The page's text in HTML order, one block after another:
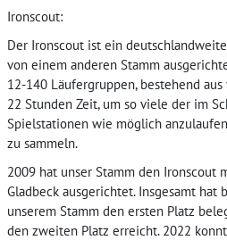
Ironscout:
Der Ironscout ist ein
von einem anderen Stamm
12-140 Läufergruppen, bestehend
22 Stunden Zeit, um so viele der im
Spielstationen wie möglich
zu sammeln.
2009 hat unser Stamm den Ironscout
Gladbeck ausgerichtet. Insgesamt hat
unserem Stamm den ersten Platz
den zweiten Platz erreicht. 2022